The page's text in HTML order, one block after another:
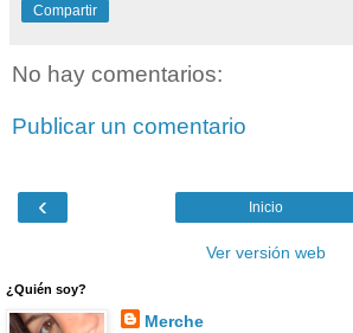
Compartir
No hay comentarios:
Publicar un comentario
‹ Inicio
Ver versión web
¿Quién soy?
Merche